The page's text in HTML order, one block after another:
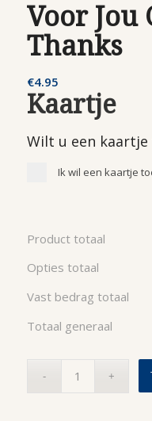
Voor Jou
Thanks
€4.95
Kaartje
Wilt u een kaartje
Ik wil een kaartje
Product totaal
Opties totaal
Vast bedrag totaal
Totaal generaal